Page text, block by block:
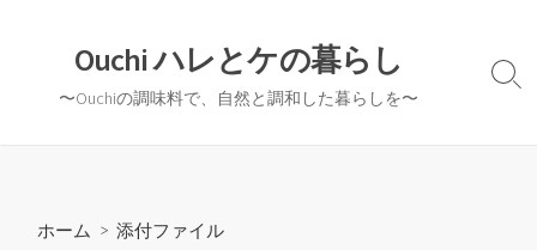
Ouchi ハレとケの暮らし
〜Ouchiの調味料で、自然と調和した暮らしを〜
検
ホーム > 添付ファイル